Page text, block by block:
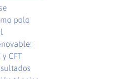
polo
y CFT